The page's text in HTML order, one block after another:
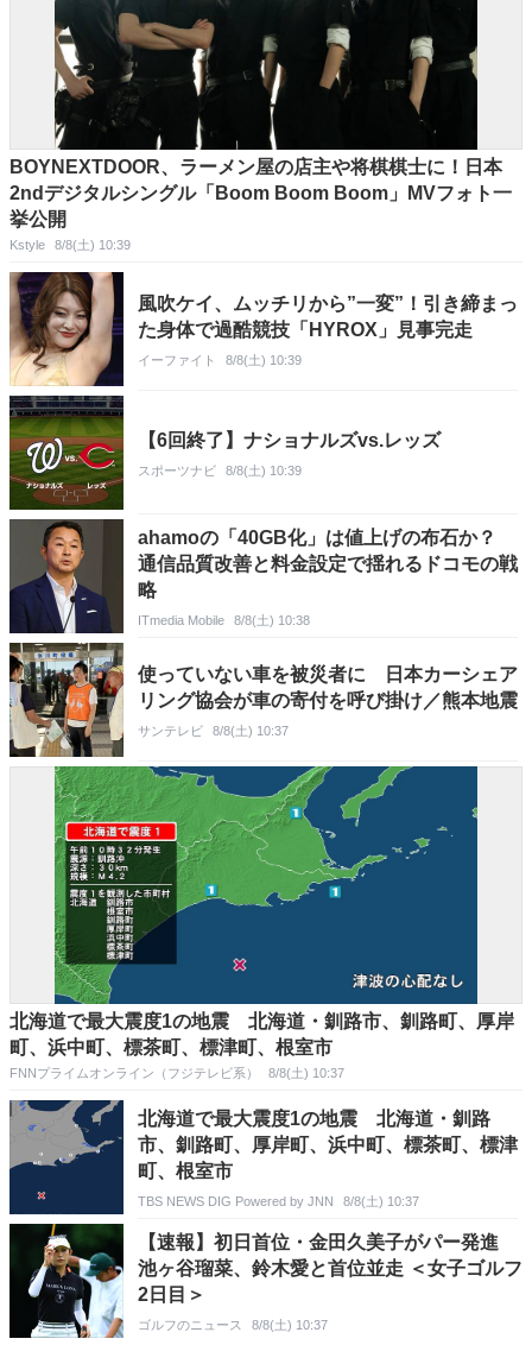
BOYNEXTDOOR、ラーメン屋の店主や将棋棋士に！日本
2ndデジタルシングル「Boom Boom Boom」MVフォト一
挙公開
Kstyle 8/8(土) 10:39
風吹ケイ、ムッチリから”一変”！引き締まっ
た身体で過酷競技「HYROX」見事完走
イーファイト 8/8(土) 10:39
【6回終了】ナショナルズvs.レッズ
スポーツナビ 8/8(土) 10:39
ahamoの「40GB化」は値上げの布石か？
通信品質改善と料金設定で揺れるドコモの戦
略
ITmedia Mobile 8/8(土) 10:38
使っていない車を被災者に 日本カーシェア
リング協会が車の寄付を呼び掛け／熊本地震
サンテレビ 8/8(土) 10:37
北海道で最大震度1の地震 北海道・釧路市、釧路町、厚岸
町、浜中町、標茶町、標津町、根室市
FNNプライムオンライン（フジテレビ系） 8/8(土) 10:37
北海道で最大震度1の地震 北海道・釧路
市、釧路町、厚岸町、浜中町、標茶町、標津
町、根室市
TBS NEWS DIG Powered by JNN 8/8(土) 10:37
【速報】初日首位・金田久美子がパー発進
池ヶ谷瑠菜、鈴木愛と首位並走 ＜女子ゴルフ
2日目＞
ゴルフのニュース 8/8(土) 10:37